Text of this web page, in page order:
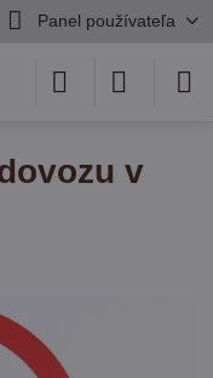
Panel používateľa
v